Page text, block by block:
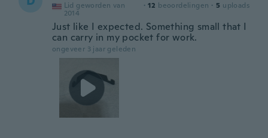
Lid geworden van
2014
· 12 beoordelingen · 5 uploads
Just like I expected. Something small that I
can carry in my pocket for work.
ongeveer 3 jaar geleden